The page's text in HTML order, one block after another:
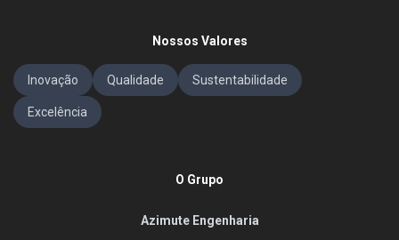
Nossos Valores
Inovação Qualidade Sustentabilidade
Excelência
O Grupo
Azimute Engenharia